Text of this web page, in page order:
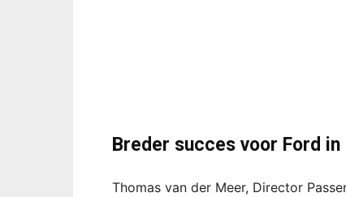
Breder succes voor Ford in
Thomas van der Meer, Director